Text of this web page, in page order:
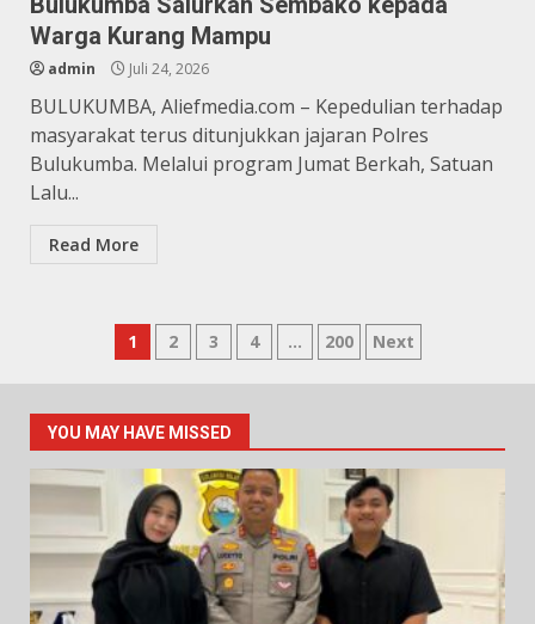
Warga Kurang Mampu
admin Juli 24, 2026
BULUKUMBA, Aliefmedia.com – Kepedulian terhadap
masyarakat terus ditunjukkan jajaran Polres
Bulukumba. Melalui program Jumat Berkah, Satuan
Lalu...
Read More
Navigasi
pos
1 2 3 4 … 200 Next
YOU MAY HAVE MISSED